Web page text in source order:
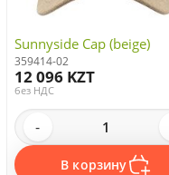
Sunnyside Cap (beige)
359414-02
12 096 KZT
без НДС
-
В корзину